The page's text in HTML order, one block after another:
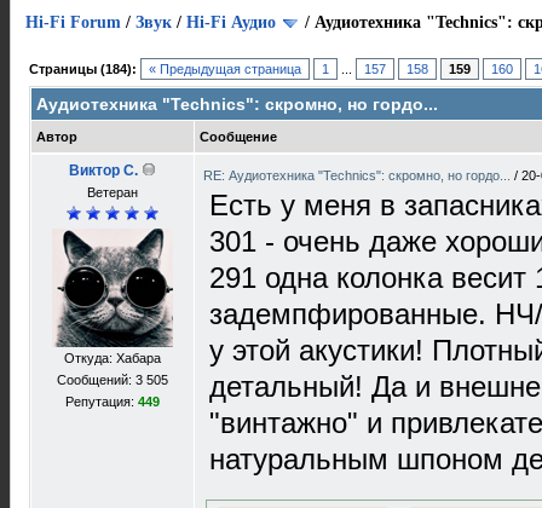
Hi-Fi Forum / Звук / Hi-Fi Аудио / Аудиотехника "Technics":
Страницы (184): « Предыдущая страница 1 157 158 159 160
Аудиотехника "Technics": скромно, но гордо...
Автор Сообщение
Виктор С.
Ветеран
Откуда: Хабара
Сообщений: 3 505
Репутация: 449
RE: Аудиотехника "Technics": скромно, но гордо... /
Есть у меня в
301 - очень даже
291 одна колонка
задемпфированные.
у этой акустики!
детальный! Да и
"винтажно" и
натуральным шпоном